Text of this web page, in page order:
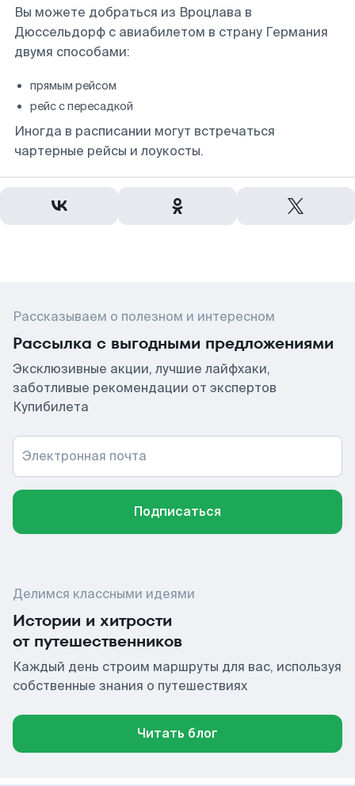
Вы можете добраться из Вроцлава в
Дюссельдорф с авиабилетом в страну Германия
двумя способами:
прямым рейсом
рейс с пересадкой
Иногда в расписании могут встречаться
чартерные рейсы и лоукосты.
Рассказываем о полезном и интересном
Рассылка с выгодными предложениями
Эксклюзивные акции, лучшие лайфхаки,
заботливые рекомендации от экспертов
Купибилета
Электронная почта
Подписаться
Делимся классными идеями
Истории и хитрости
от путешественников
Каждый день строим маршруты для вас, используя
собственные знания о путешествиях
Читать блог